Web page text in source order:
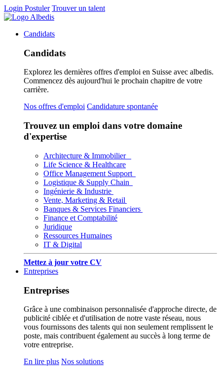
Login Postuler Trouver un talent
Candidats
Candidats
Explorez les dernières offres d'emploi en Suisse avec albedis.
Commencez dès aujourd'hui le prochain chapitre de votre
carrière.
Nos offres d'emploi Candidature spontanée
Trouvez un emploi dans votre domaine
d'expertise
Architecture & Immobilier
Life Science & Healthcare
Office Management Support
Logistique & Supply Chain
Ingénierie & Industrie
Vente, Marketing & Retail
Banques & Services Financiers
Finance et Comptabilité
Juridique
Ressources Humaines
IT & Digital
Mettez à jour votre CV
Entreprises
Entreprises
Grâce à une combinaison personnalisée d'approche directe, de
publicité ciblée et d'utilisation de notre vaste réseau, nous
vous fournissons des talents qui non seulement remplissent le
poste, mais contribuent également au succès à long terme de
votre entreprise.
En lire plus Nos solutions